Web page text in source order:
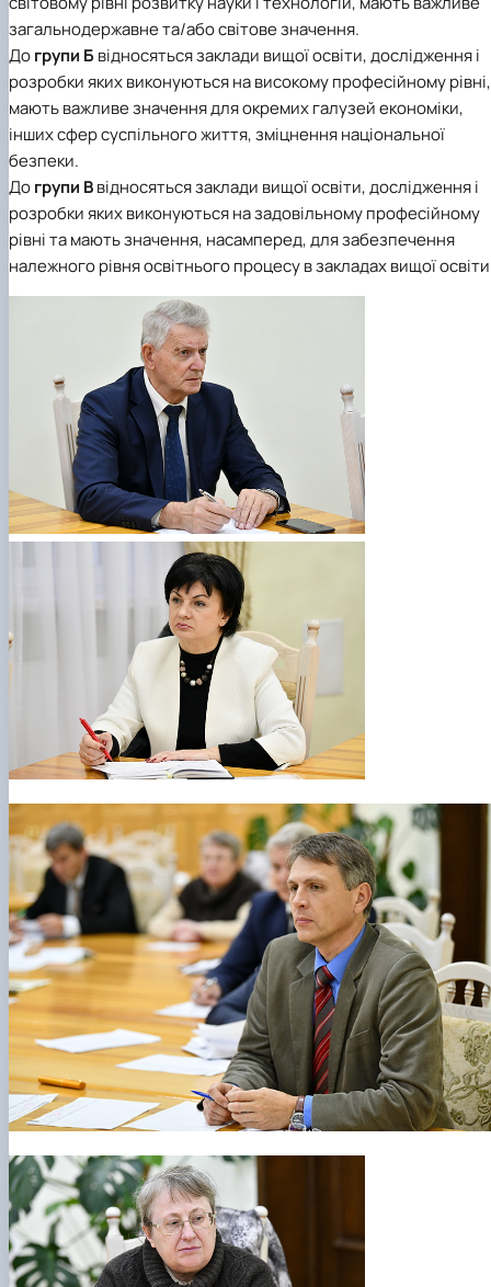
загальнодержавне та/або світове значення.
Догрупи Б відносяться заклади вищої освіти, дослідження і
розробки яких виконуються на високому професійному рівні,
мають важливе значення для окремих галузей економіки,
інших сфер суспільного життя, зміцнення національної
безпеки.
Догрупи Ввідносяться заклади вищої освіти, дослідження і
розробки яких виконуються на задовільному професійному
рівні та мають значення, насамперед, для забезпечення
належного рівня освітнього процесу в закладах вищої